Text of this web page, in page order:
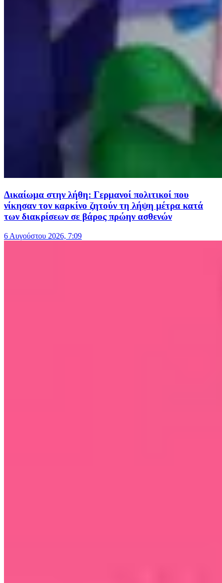
Δικαίωμα στην λήθη: Γερμανοί πολιτικοί που
νίκησαν τον καρκίνο ζητούν τη λήψη μέτρα κατά
των διακρίσεων σε βάρος πρώην ασθενών
6 Αυγούστου 2026, 7:09